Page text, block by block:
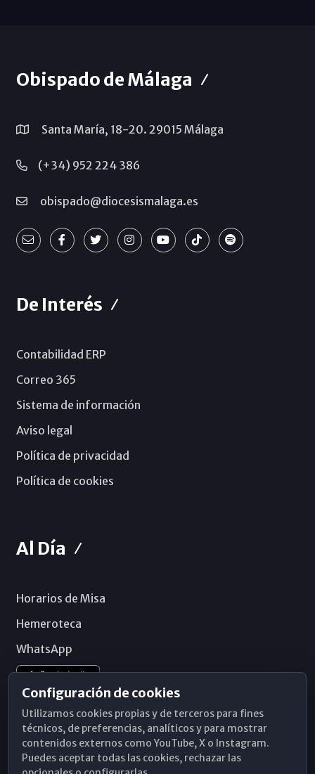
Obispado de Málaga
Santa María, 18-20. 29015 Málaga
(+34) 952 224 386
obispado@diocesismalaga.es
De Interés
Contabilidad ERP
Correo 365
Sistema de información
Aviso legal
Política de privacidad
Política de cookies
Al Día
Horarios de Misa
Hemeroteca
WhatsApp
Configuración de cookies
Utilizamos cookies propias y de terceros para fines
técnicos, de preferencias, analíticos y para mostrar
contenidos externos como YouTube, X o Instagram.
Puedes aceptar todas las cookies, rechazar las